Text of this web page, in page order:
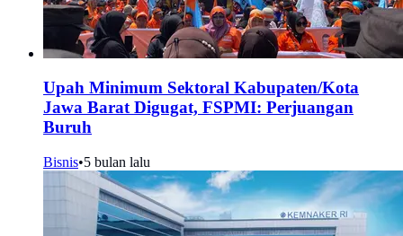
Upah Minimum Sektoral Kabupaten/Kota
Jawa Barat Digugat, FSPMI: Perjuangan
Buruh
Bisnis•5 bulan lalu